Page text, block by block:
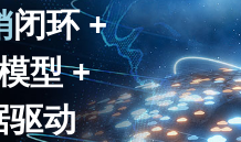
闭环 +
型 +
驱动